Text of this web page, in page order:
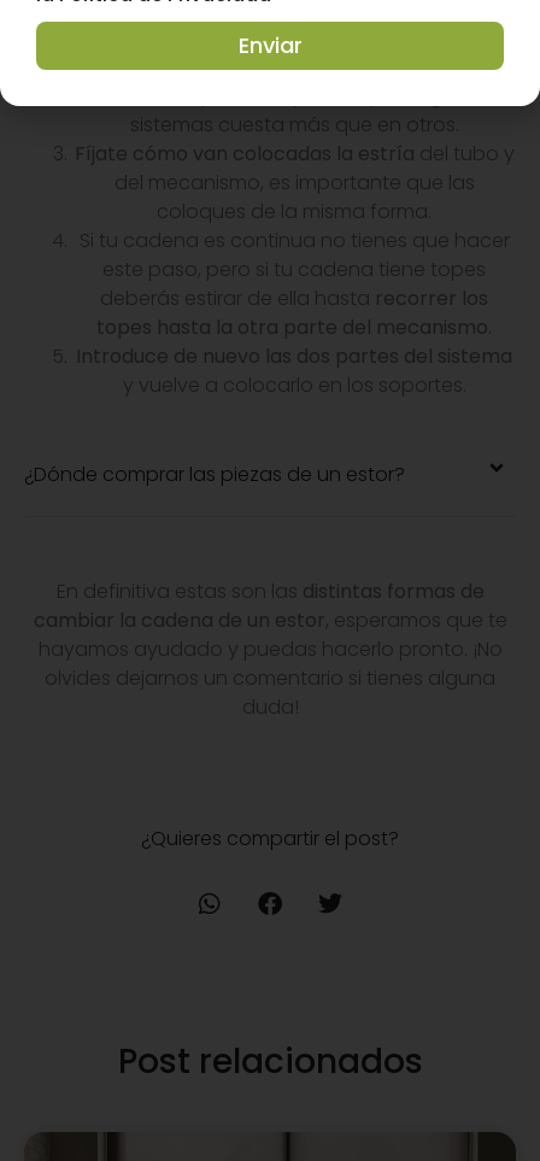
soportes.
A continuación deberás
extremos del tuboque se unen a los soportes,
sistemas cuesta más que en otros.
Fíjate cómo van colocadas la estría del tubo y
del mecanismo, es importante que las
coloques de la misma forma.
Si tu cadena es continua no tienes que hacer
este paso, pero si tu cadena tiene topes
deberás estirar de ella hasta recorrer los
topes hasta la otra parte del mecanismo.
Introduce de nuevo las dos partes del sistema
y vuelve a colocarlo en los soportes.
¿Dónde comprar las piezas de un estor?
En definitiva estas son las distintas formas de
cambiar la cadena de un estor, esperamos que te
hayamos ayudado y puedas hacerlo pronto. ¡No
olvides dejarnos un comentario si tienes alguna
duda!
¿Quieres compartir el post?
Post relacionados
Enviar